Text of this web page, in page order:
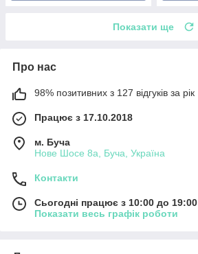
Показати ще
Про нас
98% позитивних з 127 відгуків за рік
Працює з 17.10.2018
м. Буча
Нове Шосе 8а, Буча, Україна
Контакти
Сьогодні працює з 10:00 до 19:00
Показати весь графік роботи